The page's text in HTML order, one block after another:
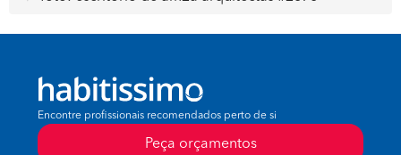
Encontre profissionais recomendados perto de si
Peça orçamentos